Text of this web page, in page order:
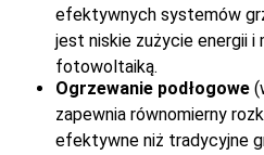
efektywnych systemów
jest niskie zużycie energii i
fotowoltaiką.
Ogrzewanie podłogowe
zapewnia równomierny
efektywne niż tradycyjne